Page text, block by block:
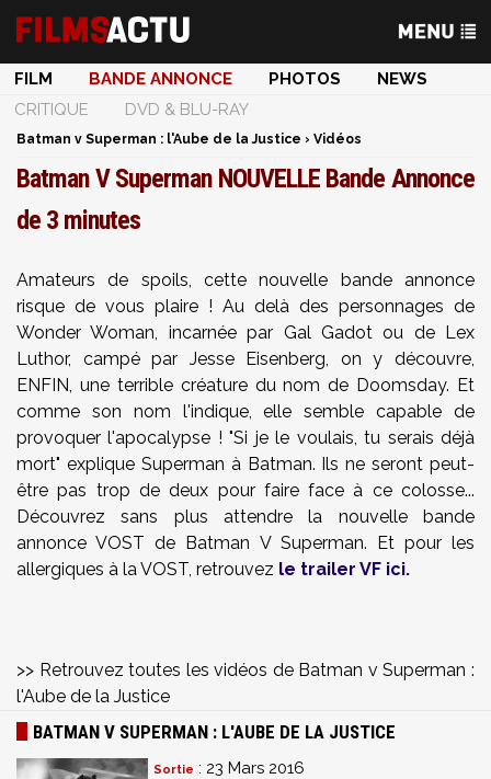
FILM BANDE ANNONCE PHOTOS
NEWS
CRITIQUE
DVD & BLU-RAY
Batman v Superman : l'Aube de la Justice › Vidéos
Batman V Superman NOUVELLE Bande Annonce
de 3 minutes
Amateurs de spoils, cette nouvelle bande annonce
risque de vous plaire ! Au delà des personnages de
Wonder Woman, incarnée par Gal Gadot ou de Lex
Luthor, campé par Jesse Eisenberg, on y découvre,
ENFIN, une terrible créature du nom de Doomsday. Et
comme son nom l'indique, elle semble capable de
provoquer l'apocalypse ! "Si je le voulais, tu serais déjà
mort" explique Superman à Batman. Ils ne seront peut-
être pas trop de deux pour faire face à ce colosse...
Découvrez sans plus attendre la nouvelle bande
annonce VOST de Batman V Superman. Et pour les
allergiques à la VOST, retrouvez le trailer VF ici.
>> Retrouvez toutes les vidéos de Batman v Superman :
l'Aube de la Justice
BATMAN V SUPERMAN : L'AUBE DE LA JUSTICE
Sortie : 23 Mars 2016